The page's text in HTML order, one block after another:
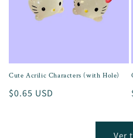
Cute Acrilic Characters (with Hole)
Precio
$0.65 USD
Ver